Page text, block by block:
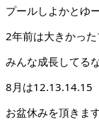
プールしよかとゆ
2年前は大きかっ
みんな成長してる
8月は12.13.14.15
お盆休みを頂きます